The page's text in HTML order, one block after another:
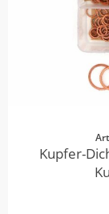
Kupfer-